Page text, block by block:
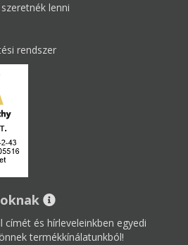
lenni
rendszer
és hírleveleinkben egyedi
termékkínálatunkból!